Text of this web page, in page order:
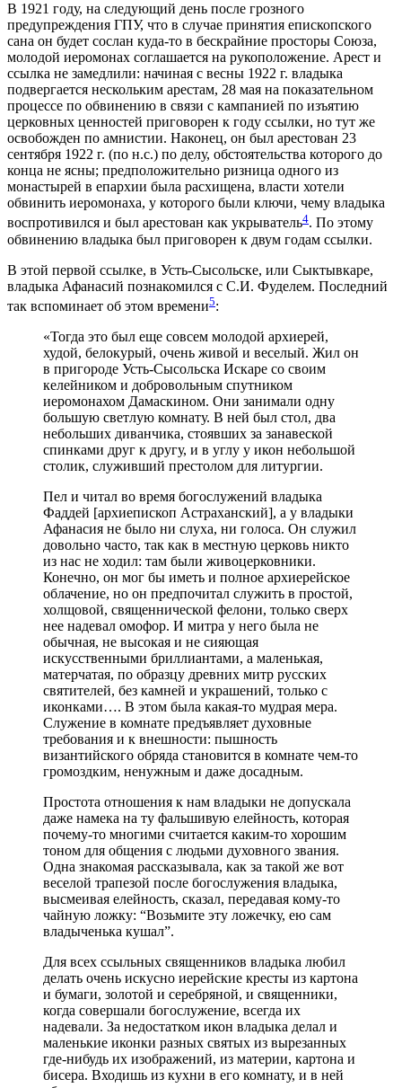
В 1921 году, на следующий день после грозного
предупреждения ГПУ, что в случае принятия епископского
сана он будет сослан куда-то в бескрайние просторы Союза,
молодой иеромонах соглашается на рукоположение. Арест и
ссылка не замедлили: начиная с весны 1922 г. владыка
подвергается нескольким арестам, 28 мая на показательном
процессе по обвинению в связи с кампанией по изъятию
церковных ценностей приговорен к году ссылки, но тут же
освобожден по амнистии. Наконец, он был арестован 23
сентября 1922 г. (по н.с.) по делу, обстоятельства которого до
конца не ясны; предположительно ризница одного из
монастырей в епархии была расхищена, власти хотели
обвинить иеромонаха, у которого были ключи, чему владыка
воспротивился и был арестован как укрыватель4. По этому
обвинению владыка был приговорен к двум годам ссылки.
В этой первой ссылке, в Усть-Сысольске, или Сыктывкаре,
владыка Афанасий познакомился с С.И. Фуделем. Последний
так вспоминает об этом времени5:
«Тогда это был еще совсем молодой архиерей,
худой, белокурый, очень живой и веселый. Жил он
в пригороде Усть-Сысольска Искаре со своим
келейником и добровольным спутником
иеромонахом Дамаскином. Они занимали одну
большую светлую комнату. В ней был стол, два
небольших диванчика, стоявших за занавеской
спинками друг к другу, и в углу у икон небольшой
столик, служивший престолом для литургии.
Пел и читал во время богослужений владыка
Фаддей [архиепископ Астраханский], а у владыки
Афанасия не было ни слуха, ни голоса. Он служил
довольно часто, так как в местную церковь никто
из нас не ходил: там были живоцерковники.
Конечно, он мог бы иметь и полное архиерейское
облачение, но он предпочитал служить в простой,
холщовой, священнической фелони, только сверх
нее надевал омофор. И митра у него была не
обычная, не высокая и не сияющая
искусственными бриллиантами, а маленькая,
матерчатая, по образцу древних митр русских
святителей, без камней и украшений, только с
иконками…. В этом была какая-то мудрая мера.
Служение в комнате предъявляет духовные
требования и к внешности: пышность
византийского обряда становится в комнате чем-то
громоздким, ненужным и даже досадным.
Простота отношения к нам владыки не допускала
даже намека на ту фальшивую елейность, которая
почему-то многими считается каким-то хорошим
тоном для общения с людьми духовного звания.
Одна знакомая рассказывала, как за такой же вот
веселой трапезой после богослужения владыка,
высмеивая елейность, сказал, передавая кому-то
чайную ложку: “Возьмите эту ложечку, ею сам
владыченька кушал”.
Для всех ссыльных священников владыка любил
делать очень искусно иерейские кресты из картона
и бумаги, золотой и серебряной, и священники,
когда совершали богослужение, всегда их
надевали. За недостатком икон владыка делал и
маленькие иконки разных святых из вырезанных
где-нибудь их изображений, из материи, картона и
бисера. Входишь из кухни в его комнату, и в ней